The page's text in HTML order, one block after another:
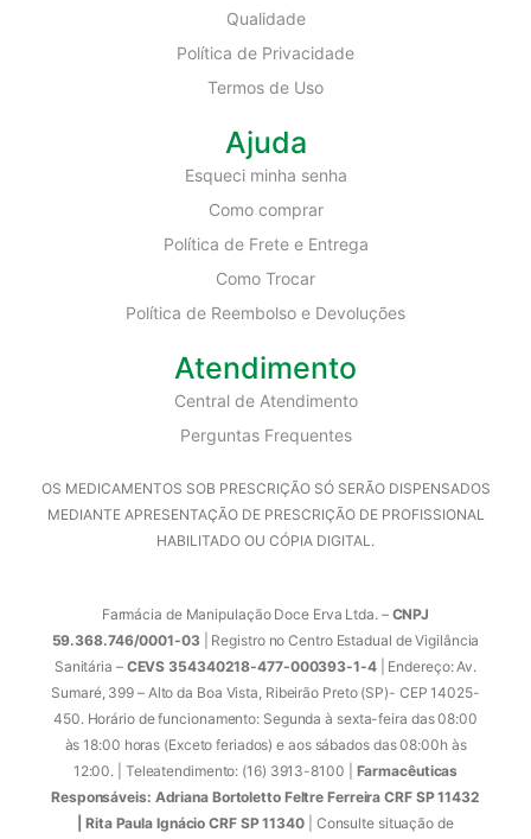
Qualidade
Política de Privacidade
Termos de Uso
Ajuda
Esqueci minha senha
Como comprar
Política de Frete e Entrega
Como Trocar
Política de Reembolso e Devoluções
Atendimento
Central de Atendimento
Perguntas Frequentes
OS MEDICAMENTOS SOB PRESCRIÇÃO SÓ SERÃO DISPENSADOS
MEDIANTE APRESENTAÇÃO DE PRESCRIÇÃO DE PROFISSIONAL
HABILITADO OU CÓPIA DIGITAL.
Farmácia de Manipulação Doce Erva Ltda. – CNPJ
59.368.746/0001-03| Registro no Centro Estadual de Vigilância
Sanitária –CEVS 354340218-477-000393-1-4| Endereço: Av.
Sumaré, 399 – Alto da Boa Vista, Ribeirão Preto (SP)- CEP 14025-
450. Horário de funcionamento: Segunda à sexta-feira das 08:00
às 18:00 horas (Exceto feriados) e aos sábados das 08:00h às
12:00. | Teleatendimento: (16) 3913-8100 | Farmacêuticas
Responsáveis: Adriana Bortoletto Feltre Ferreira CRF SP 11432
| Rita Paula Ignácio CRF SP 11340 | Consulte situação de